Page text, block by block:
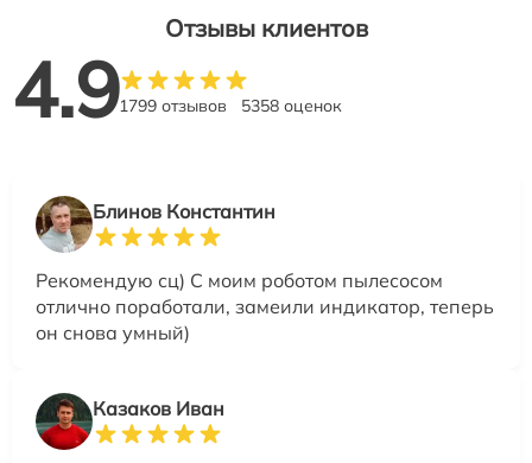
Отзывы клиентов
4.91799 отзывов 5358 оценок
Блинов Константин
Рекомендую сц) С моим роботом пылесосом
отлично поработали, замеили индикатор, теперь
он снова умный)
Казаков Иван